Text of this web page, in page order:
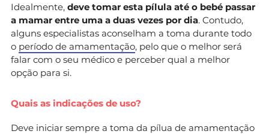
Idealmente, deve tomar esta pílula até o bebé passar
a mamar entre uma a duas vezes por dia. Contudo,
alguns especialistas aconselham a toma durante todo
o período de amamentação, pelo que o melhor será
falar com o seu médico e perceber qual a melhor
opção para si.
Quais as indicações de uso?
Deve iniciar sempre a toma da pílua de amamentação